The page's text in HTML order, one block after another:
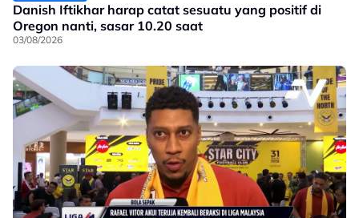
Danish Iftikhar harap catat sesuatu yang positif di
Oregon nanti, sasar 10.20 saat
03/08/2026